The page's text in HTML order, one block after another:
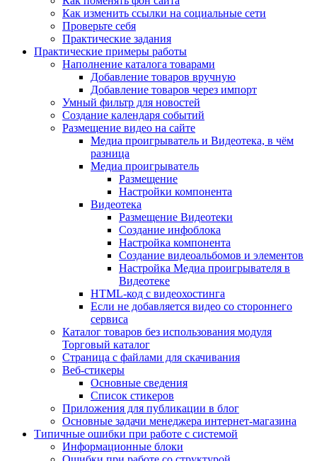
Как изменить ссылки на социальные сети
Проверьте себя
Практические задания
Практические примеры работы
Наполнение каталога товарами
Добавление товаров вручную
Добавление товаров через импорт
Умный фильтр для новостей
Создание календаря событий
Размещение видео на сайте
Медиа проигрыватель и Видеотека, в чём
разница
Медиа проигрыватель
Размещение
Настройки компонента
Видеотека
Размещение Видеотеки
Создание инфоблока
Настройка компонента
Создание видеоальбомов и элементов
Настройка Медиа проигрывателя в
Видеотеке
HTML-код с видеохостинга
Если не добавляется видео со стороннего
сервиса
Каталог товаров без использования модуля
Торговый каталог
Страница с файлами для скачивания
Веб-стикеры
Основные сведения
Список стикеров
Приложения для публикации в блог
Основные задачи менеджера интернет-магазина
Типичные ошибки при работе с системой
Информационные блоки